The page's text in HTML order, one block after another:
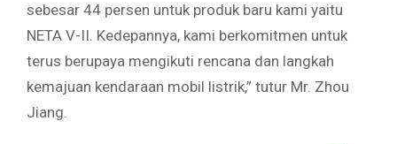
sebesar 44 persen untuk produk baru kami yaitu
NETA V-II. Kedepannya, kami berkomitmen untuk
terus berupaya mengikuti rencana dan langkah
kemajuan kendaraan mobil listrik,” tutur Mr. Zhou
Jiang.